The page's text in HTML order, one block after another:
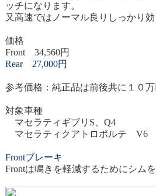
ッチになります。
又高速ではノーマル良りしっかり
価格
Front 34,560円
Rear 27,000円
参考価格：純正品は前後共に１０万
対象車種
マセラティギブリS、Q4
マセラティクアトロポルテ V6
Frontブレーキ
Frontは鳴きを軽減するためにシム